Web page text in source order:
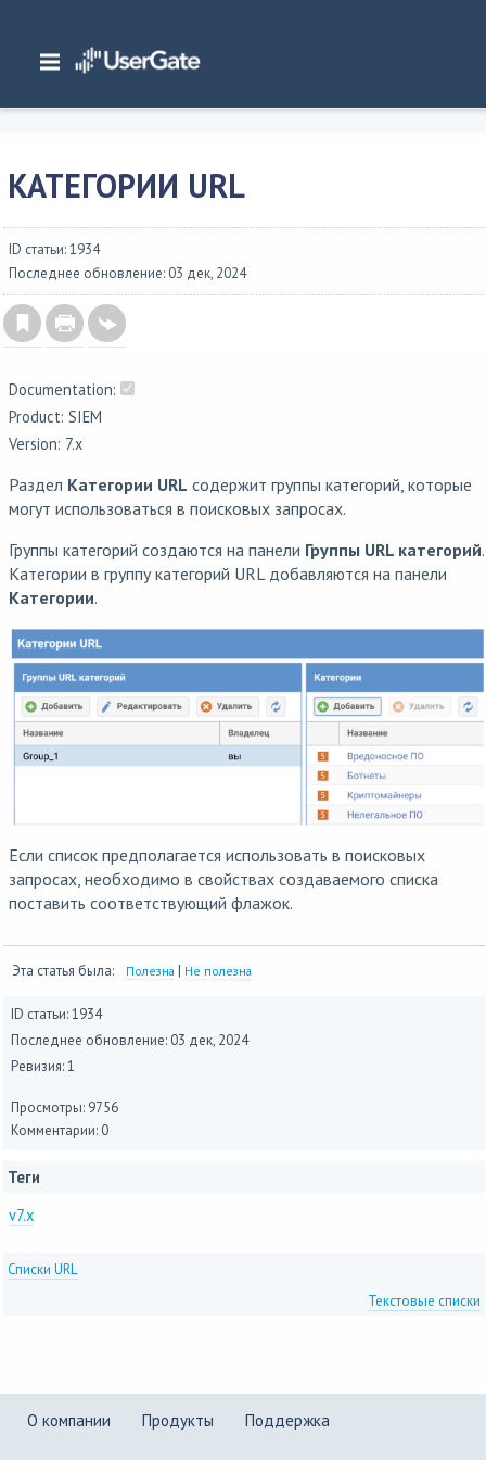
Главная/ Документация/SIEM/
UserGate SIEM 7.x Руководство администратора
КАТЕГОРИИ URL
ID статьи: 1934
Последнее обновление: 03 дек, 2024
Documentation:
Product: SIEM
Version: 7.x
Раздел Категории URL содержит группы категорий, которые
могут использоваться в поисковых запросах.
Группы категорий создаются на панели Группы URL категорий.
Категории в группу категорий URL добавляются на панели
Категории.
Если список предполагается использовать в поисковых
запросах, необходимо в свойствах создаваемого списка
поставить соответствующий флажок.
Эта статья была: Полезна | Не полезна
ID статьи: 1934
Последнее обновление: 03 дек, 2024
Ревизия: 1
Просмотры: 9756
Комментарии: 0
Теги
v7.x
Списки URL
Текстовые списки
О компании Продукты Поддержка